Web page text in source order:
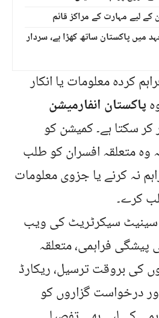
کے لیے مہارت کے مراکز قائم
میں پاکستان ساتھ کھڑا ہے، سردار
کردہ معلومات یا انکار
پاکستان انفارمیشن
کر سکتا ہے۔ کمیشن کو
وہ متعلقہ افسران کو طلب
نہ کرنے یا جزوی معلومات
کرے۔
سیکرٹریٹ کی ویب
فراہمی، متعلقہ
کی بروقت ترسیل، ریکارڈ
درخواست گزاروں کو